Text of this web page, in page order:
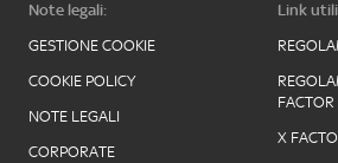
Note legali:
GESTIONE COOKIE
COOKIE POLICY
NOTE LEGALI
CORPORATE
Link
X